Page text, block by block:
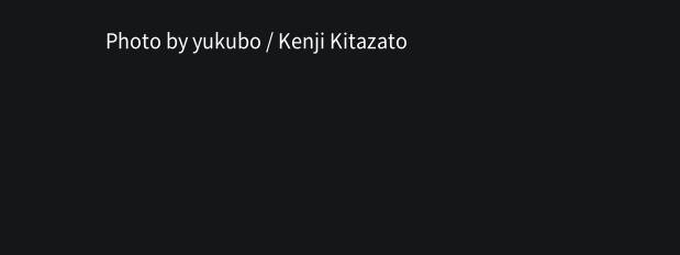
Photo by yukubo / Kenji Kitazato